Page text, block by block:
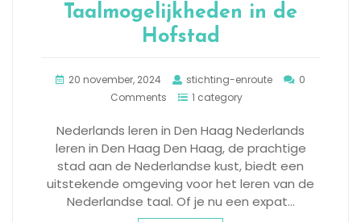
Taalmogelijkheden in de
Hofstad
20 november, 2024 stichting-enroute
0
Comments
1 category
Nederlands leren in Den Haag Nederlands
leren in Den Haag Den Haag, de prachtige
stad aan de Nederlandse kust, biedt een
uitstekende omgeving voor het leren van de
Nederlandse taal. Of je nu een expat…